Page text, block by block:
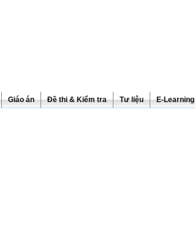
Giáo án Đề thi & Kiểm tra Tư liệu E-Learning